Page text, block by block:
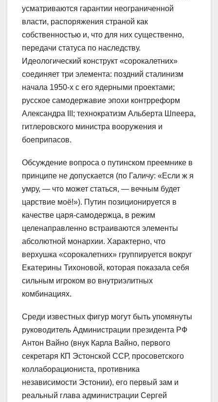
усматриваются гарантии неограниченной
власти, распоряжения страной как
собственностью и, что для них существенно,
передачи статуса по наследству.
Идеологический конструкт «сорокалетних»
соединяет три элемента: поздний сталинизм
начала 1950-х с его ядерными проектами;
русское самодержавие эпохи контрреформ
Александра III; технократизм Альберта Шпеера,
гитлеровского министра вооружения и
боеприпасов.
Обсуждение вопроса о путинском преемнике в
принципе не допускается (по Галичу: «Если ж я
умру, — что может статься, — вечным будет
царствие моё!»). Путин позиционируется в
качестве царя-самодержца, в режим
целенаправленно встраиваются элементы
абсолютной монархии. Характерно, что
верхушка «сорокалетних» группируется вокруг
Екатерины Тихоновой, которая показала себя
сильным игроком во внутриэлитных
комбинациях.
Среди известных фигур могут быть упомянуты
руководитель Администрации президента РФ
Антон Вайно (внук Карла Вайно, первого
секретаря КП Эстонской ССР, просоветского
коллаборациониста, противника
независимости Эстонии), его первый зам и
реальный глава администрации Сергей